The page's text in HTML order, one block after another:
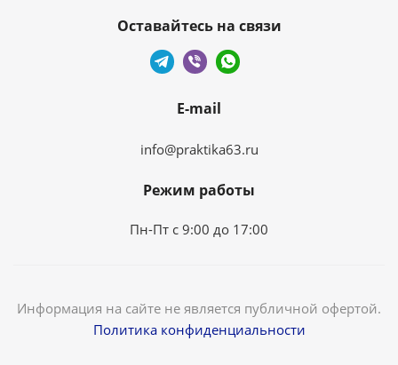
Оставайтесь на связи
E-mail
info@praktika63.ru
Режим работы
Пн-Пт с 9:00 до 17:00
Информация на сайте не является публичной офертой.
Политика конфиденциальности